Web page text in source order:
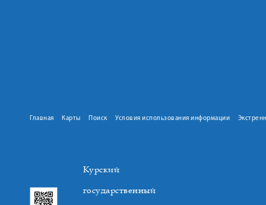
Главная Карты Поиск Условия использования информации
Курский
государственный